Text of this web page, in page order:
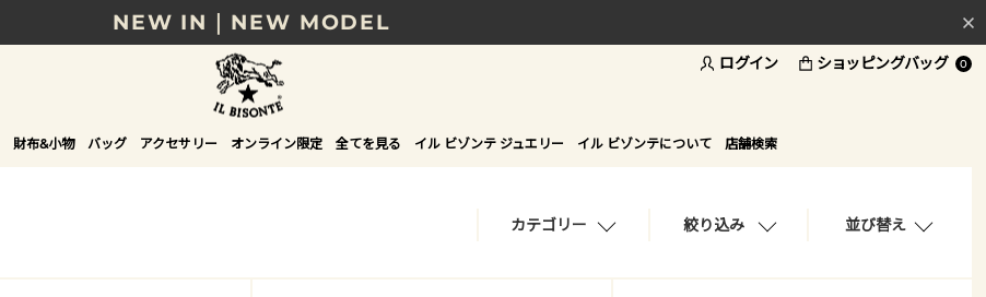
NEW IN｜NEW MODEL
8/17(月)10時まで｜税込11,000円以上で送料無料
贈る相手やシーンから選べる、新しいギフトガイド
NEW IN｜COLOR LEATHER
ログイン ショッピングバッグ 0
財布&小物 バッグ アクセサリー オンライン限定 全てを見る イル ビゾンテ ジュエリー イル ビゾンテについて 店舗検索
カテゴリー 絞り込み 並び替え